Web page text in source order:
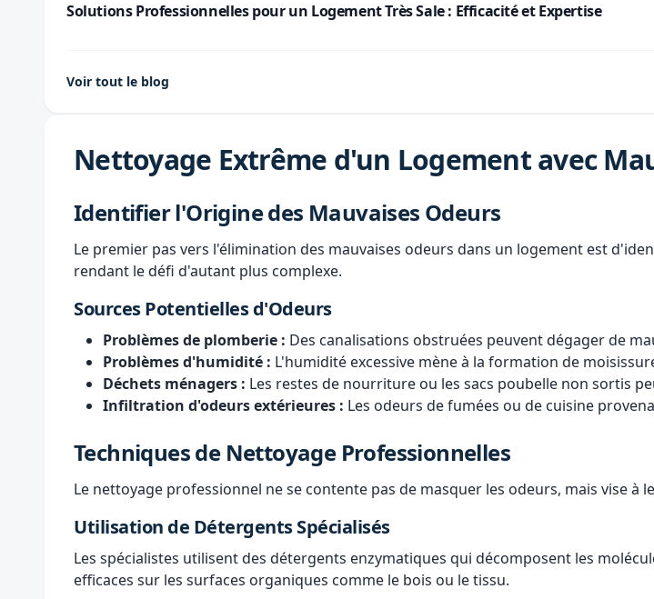
Solutions Professionnelles pour un Logement Très Sale : Efficacité et Expertise
Voir tout le blog
Nettoyage Extrême d'un Logement avec
Identifier l'Origine des Mauvaises Odeurs
Le premier pas vers l'élimination des mauvaises odeurs dans un logement est
rendant le défi d'autant plus complexe.
Sources Potentielles d'Odeurs
Problèmes de plomberie : Des canalisations obstruées peuvent dégager de
Problèmes d'humidité : L'humidité excessive mène à la formation de
Déchets ménagers : Les restes de nourriture ou les sacs poubelle non sortis
Infiltration d'odeurs extérieures : Les odeurs de fumées ou de cuisine
Techniques de Nettoyage Professionnelles
Le nettoyage professionnel ne se contente pas de masquer les odeurs, mais vise
Utilisation de Détergents Spécialisés
Les spécialistes utilisent des détergents enzymatiques qui décomposent les
efficaces sur les surfaces organiques comme le bois ou le tissu.